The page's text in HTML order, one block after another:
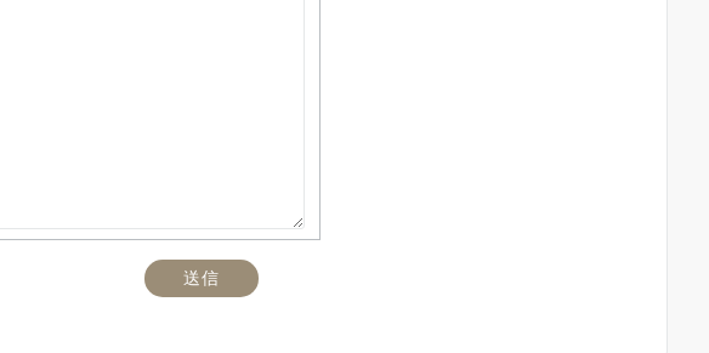
このフィールドは空のままにしてください。